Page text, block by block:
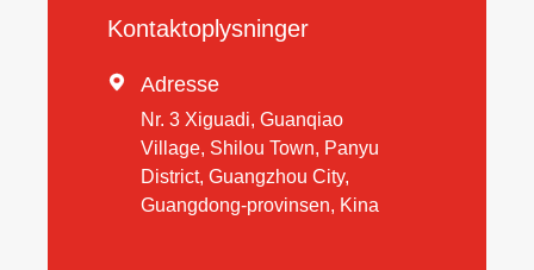
Kontaktoplysninger
 Adresse
Nr. 3 Xiguadi, Guanqiao
Village, Shilou Town, Panyu
District, Guangzhou City,
Guangdong-provinsen, Kina